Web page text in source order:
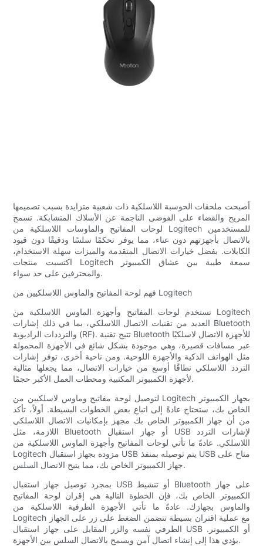
أصبحت ملحقات الحوسبة اللاسلكية ذات شعبية متزايدة بسبب تصميمها
المريح والقضاء على الفوضى الناجمة عن الأسلاك المتشابكة. تسمح
لوحات المفاتيح والماوسات اللاسلكية من Logitech للمستخدمين
بالاتصال بأجهزتهم دون عناء، مما يوفر تحكمًا سلسًا ودقيقًا دون قيود
الكابلات. بفضل خيارات الاتصال المتقدمة والميزات سهلة الاستخدام،
اكتسبت منتجات Logitech سمعة طيبة بين عشاق الكمبيوتر
والمحترفين على حد سواء.
فهم لوحة المفاتيح والماوس اللاسلكيين من Logitech
تستخدم لوحات المفاتيح وأجهزة الماوس اللاسلكية من Logitech
العديد من تقنيات الاتصال اللاسلكي، بما في ذلك إشارات Bluetooth
والترددات الراديوية (RF). تتيح تقنية Bluetooth للأجهزة الاتصال لاسلكيًا
عبر مسافات قصيرة، وهي موجودة بشكل شائع في الأجهزة المحمولة
مثل الهواتف الذكية والأجهزة اللوحية. ومن ناحية أخرى، توفر إشارات
التردد اللاسلكي نطاقًا أوسع من خيارات الاتصال، مما يجعلها مثالية
لأجهزة الكمبيوتر المكتبية ومحطات العمل الأكبر حجمًا.
لتوصيل لوحة مفاتيح وماوس لاسلكيين من Logitech بجهاز الكمبيوتر
الخاص بك، ستحتاج عادةً إلى اتباع بعض الخطوات البسيطة. أولاً، تأكد
من أن جهاز الكمبيوتر الخاص بك مجهز بإمكانيات الاتصال اللاسلكي
اللازمة، مثل Bluetooth أو جهاز استقبال USB لإشارات التردد
اللاسلكي. عادةً ما تأتي لوحات المفاتيح وأجهزة الماوس اللاسلكية من
Logitech مزودة بجهاز استقبال USB يتم توصيله بمنفذ USB متاح على
جهاز الكمبيوتر الخاص بك، مما يتيح الاتصال السلس.
بمجرد توصيل جهاز استقبال USB أو تنشيط Bluetooth على جهاز
الكمبيوتر الخاص بك، فإن الخطوة التالية هي إقران لوحة المفاتيح
والماوس بجهازك. عادةً ما تأتي الأجهزة الطرفية اللاسلكية من
Logitech مع عملية اقتران بسيطة تتضمن الضغط على زر على الجهاز
الطرفي نفسه والزر المقابل على جهاز استقبال USB أو الكمبيوتر.
يؤدي هذا إلى إنشاء اتصال آمن ويسمح بالاتصال السلس بين الأجهزة.